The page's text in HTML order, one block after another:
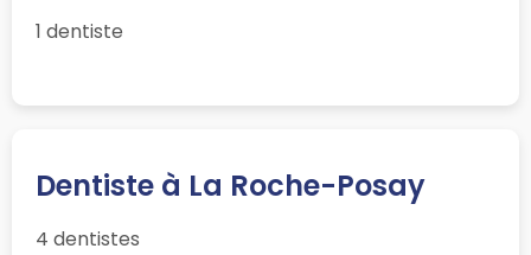
1 dentiste
Dentiste à La Roche-Posay
4 dentistes